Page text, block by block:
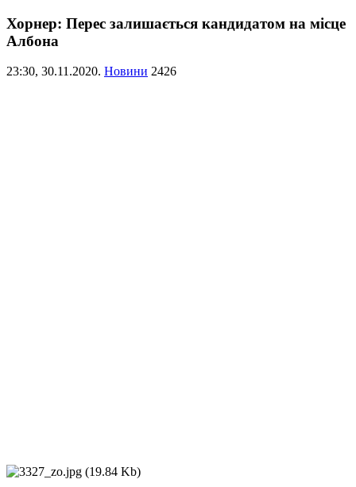
Хорнер: Перес залишається кандидатом на місце
Албона
23:30, 30.11.2020. Новини 2426